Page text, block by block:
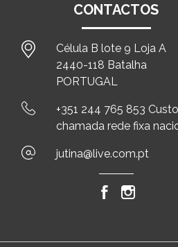
CONTACTOS
Célula B lote 9 Loja A
2440-118 Batalha
PORTUGAL
+351 244 765 853 Custo
chamada rede fixa
jutina@live.com.pt